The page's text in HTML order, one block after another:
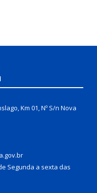
Km 01, Nº S/n Nova
Segunda a sexta das